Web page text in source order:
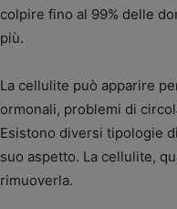
colpire fino al 99% delle
più.
La cellulite può apparire
ormonali, problemi di
Esistono diversi tipologie
suo aspetto. La cellulite,
rimuoverla.